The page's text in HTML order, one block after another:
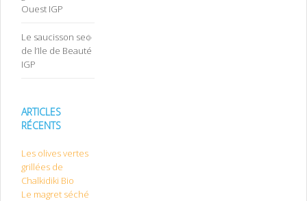
Ouest IGP
Le saucisson sec
de l’Ile de Beauté
IGP
ARTICLES
RÉCENTS
Les olives vertes
grillées de
Chalkidiki Bio
Le magret séché